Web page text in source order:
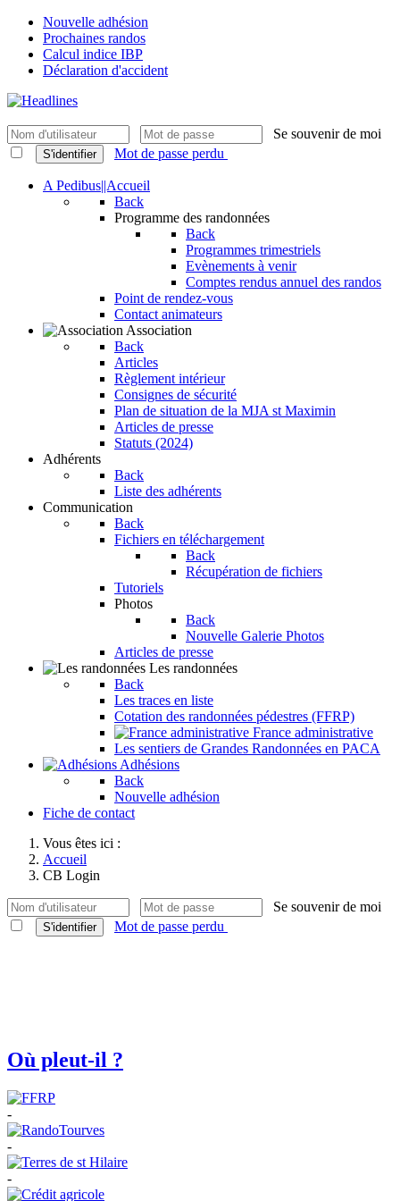
Nouvelle adhésion
Prochaines randos
Calcul indice IBP
Déclaration d'accident
Se souvenir de moi
S'identifier Mot de passe perdu
A Pedibus||Accueil
Back
Programme des randonnées
Back
Programmes trimestriels
Evènements à venir
Comptes rendus annuel des randos
Point de rendez-vous
Contact animateurs
Association
Back
Articles
Règlement intérieur
Consignes de sécurité
Plan de situation de la MJA st Maximin
Articles de presse
Statuts (2024)
Adhérents
Back
Liste des adhérents
Communication
Back
Fichiers en téléchargement
Back
Récupération de fichiers
Tutoriels
Photos
Back
Nouvelle Galerie Photos
Articles de presse
Les randonnées
Back
Les traces en liste
Cotation des randonnées pédestres (FFRP)
France administrative
Les sentiers de Grandes Randonnées en PACA
Adhésions
Back
Nouvelle adhésion
Fiche de contact
Vous êtes ici :
Accueil
CB Login
Se souvenir de moi
S'identifier Mot de passe perdu
Où pleut-il ?
-
-
-